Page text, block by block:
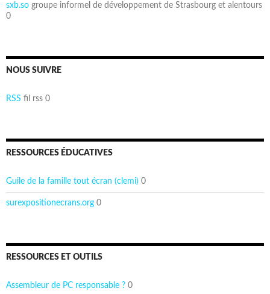
sxb.so groupe informel de développement de Strasbourg et alentours
0
NOUS SUIVRE
RSS fil rss 0
RESSOURCES ÉDUCATIVES
Guile de la famille tout écran (clemi) 0
surexpositionecrans.org 0
RESSOURCES ET OUTILS
Assembleur de PC responsable ? 0